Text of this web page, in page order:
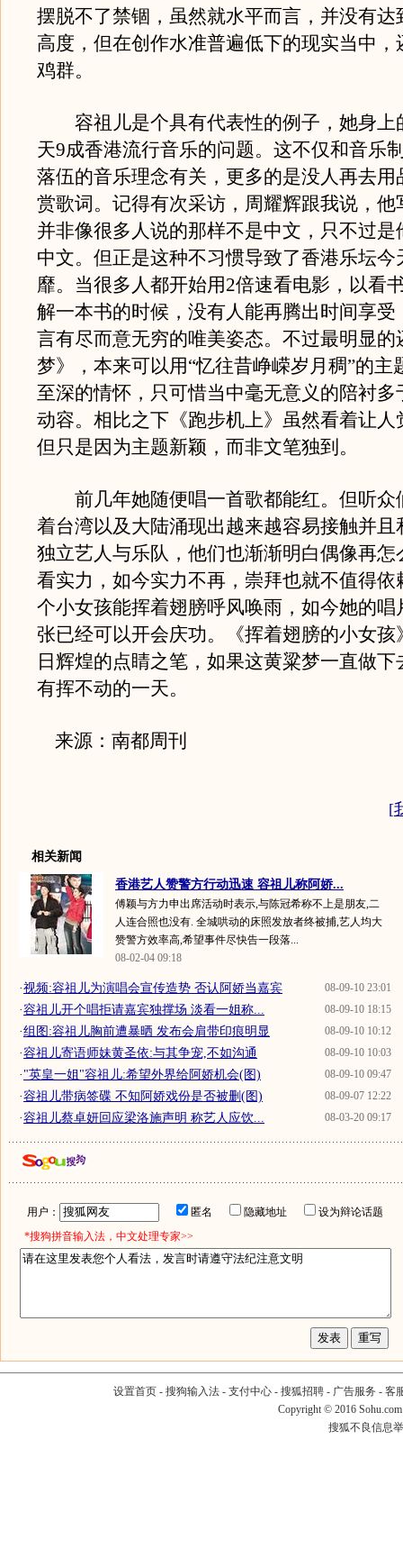
摆脱不了禁锢，虽然就水平而言，并没有达
高度，但在创作水准普遍低下的现实当中，
鸡群。
容祖儿是个具有代表性的例子，她身上
天9成香港流行音乐的问题。这不仅和音乐
落伍的音乐理念有关，更多的是没人再去用
赏歌词。记得有次采访，周耀辉跟我说，他
并非像很多人说的那样不是中文，只不过是
中文。但正是这种不习惯导致了香港乐坛今
靡。当很多人都开始用2倍速看电影，以看
解一本书的时候，没有人能再腾出时间享受
言有尽而意无穷的唯美姿态。不过最明显的
梦》，本来可以用“忆往昔峥嵘岁月稠”的主
至深的情怀，只可惜当中毫无意义的陪衬多
动容。相比之下《跑步机上》虽然看着让人
但只是因为主题新颖，而非文笔独到。
前几年她随便唱一首歌都能红。但听众
着台湾以及大陆涌现出越来越容易接触并且
独立艺人与乐队，他们也渐渐明白偶像再怎
看实力，如今实力不再，崇拜也就不值得依
个小女孩能挥着翅膀呼风唤雨，如今她的唱
张已经可以开会庆功。《挥着翅膀的小女孩
日辉煌的点睛之笔，如果这黄粱梦一直做下
有挥不动的一天。
来源：南都周刊
[
相关新闻
香港艺人赞警方行动迅速 容祖儿称阿娇...
傅颖与方力申出席活动时表示,与陈冠希称不上是朋友,二
人连合照也没有. 全城哄动的床照发放者终被捕,艺人均大
赞警方效率高,希望事件尽快告一段落...
08-02-04 09:18
08-09-10 23:01
·视频:容祖儿为演唱会宣传造势 否认阿娇当嘉宾
08-09-10 18:15
·容祖儿开个唱拒请嘉宾独撑场 淡看一姐称...
08-09-10 10:12
·组图:容祖儿胸前遭暴晒 发布会肩带印痕明显
08-09-10 10:03
·容祖儿寄语师妹黄圣依:与其争宠,不如沟通
08-09-10 09:47
·"英皇一姐"容祖儿:希望外界给阿娇机会(图)
08-09-07 12:22
·容祖儿带病签碟 不知阿娇戏份是否被删(图)
08-03-20 09:17
·容祖儿蔡卓妍回应梁洛施声明 称艺人应饮...
用户： 匿名 隐藏地址
设为辩论话题
*搜狗拼音输入法，中文处理专家>>
设置首页- 搜狗输入法- 支付中心- 搜狐招聘- 广告服务 - 客
Copyright © 2016
搜狐不良信息